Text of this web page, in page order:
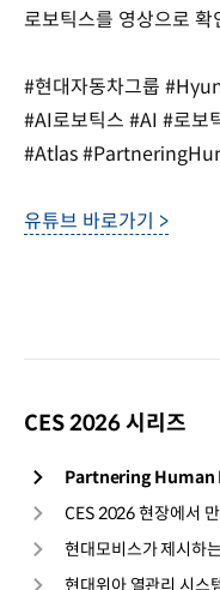
로보틱스를 영상으로 확
#현대자동차그룹
#AI로보틱스 #AI #로보
#Atlas
유튜브 바로가기 >
CES 2026 시리즈
CES 2026 현장에서